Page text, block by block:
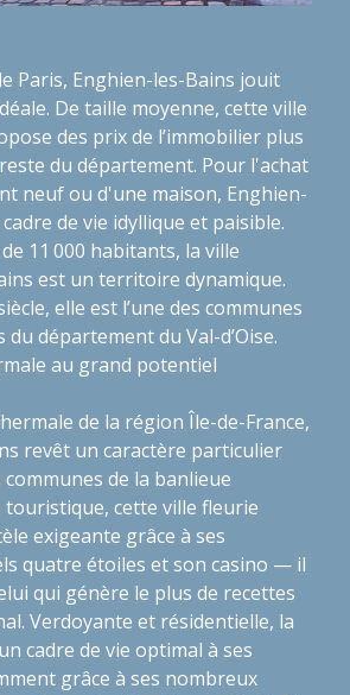
Paris, Enghien-les-Bains jouit
De taille moyenne, cette ville
des prix de l’immobilier plus
du département. Pour l'achat
neuf ou d'une maison, Enghien-
de vie idyllique et paisible.
11 000 habitants, la ville
est un territoire dynamique.
elle est l’une des communes
du département du Val-d’Oise.
au grand potentiel
de la région Île-de-France,
revêt un caractère particulier
de la banlieue
touristique, cette ville fleurie
exigeante grâce à ses
quatre étoiles et son casino — il
qui génère le plus de recettes
Verdoyante et résidentielle, la
cadre de vie optimal à ses
grâce à ses nombreux